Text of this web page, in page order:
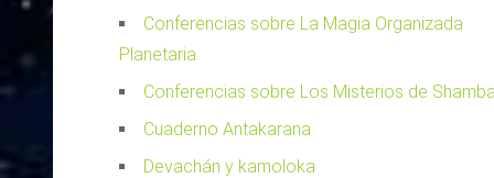
Conferencias sobre La Magia Organizada
Planetaria
Conferencias sobre Los Misterios de
Cuaderno Antakarana
Devachán y kamoloka